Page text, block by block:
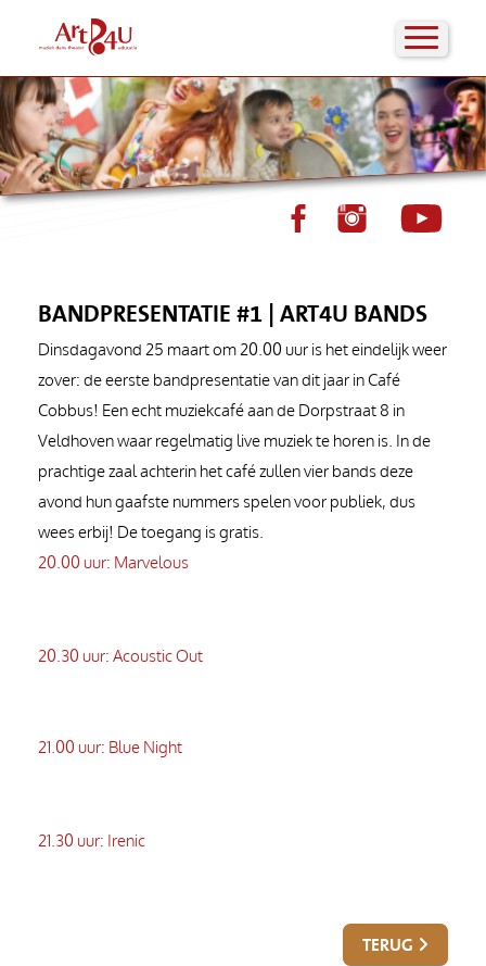
BANDPRESENTATIE #1 | ART4U BANDS
Dinsdagavond 25 maart om 20.00 uur is het eindelijk weer
zover: de eerste bandpresentatie van dit jaar in Café
Cobbus! Een echt muziekcafé aan de Dorpstraat 8 in
Veldhoven waar regelmatig live muziek te horen is. In de
prachtige zaal achterin het café zullen vier bands deze
avond hun gaafste nummers spelen voor publiek, dus
wees erbij! De toegang is gratis.
20.00 uur: Marvelous
20.30 uur: Acoustic Out
21.00 uur: Blue Night
21.30 uur: Irenic
TERUG